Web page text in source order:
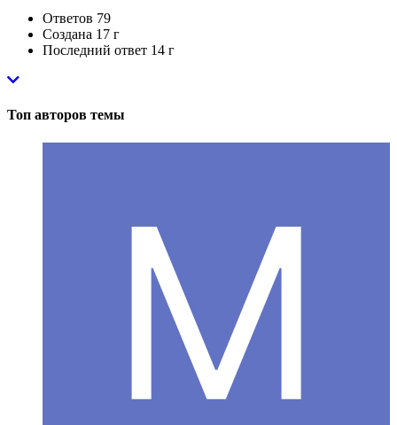
Ответов 79
Создана 17 г
Последний ответ 14 г
Топ авторов темы